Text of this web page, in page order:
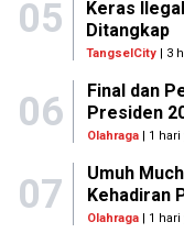
05
Keras
Ditangkap
TangselCity | 3
06
Final dan
Presiden
Olahraga| 1 hari
07
Umuh
Kehadiran
Olahraga| 1 hari